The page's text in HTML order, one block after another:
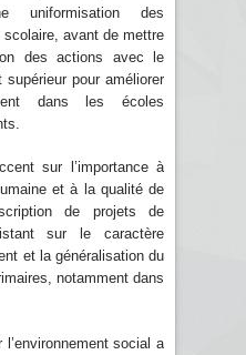
uniformisation des
avant de mettre
des actions avec le
supérieur pour améliorer
dans les écoles
sur l’importance à
et à la qualité de
de projets de
sur le caractère
et la généralisation du
notamment dans
l’environnement social a